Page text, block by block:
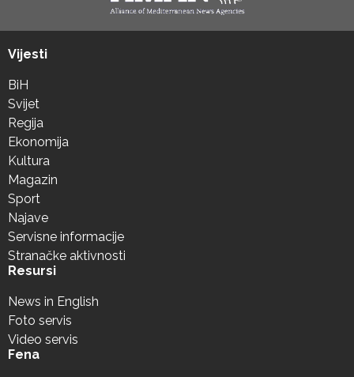
Vijesti
BiH
Svijet
Regija
Ekonomija
Kultura
Magazin
Sport
Najave
Servisne informacije
Stranačke aktivnosti
Resursi
News in English
Foto servis
Video servis
Fena